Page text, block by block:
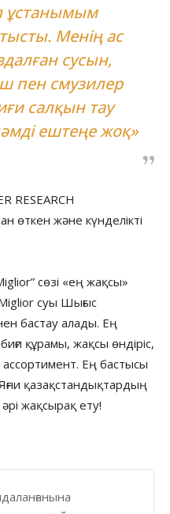
ұстанымым
Менің ас
сусын,
пен смузилер
салқын тау
ештеңе жоқ»
RESEARCH
өткен және күнделікті
сөзі «ең жақсы»
Miglior суы Шығыс
бастау алады. Ең
құрамы, жақсы өндіріс,
Ең бастысы
қазақстандықтардың
жақсырақ ету!